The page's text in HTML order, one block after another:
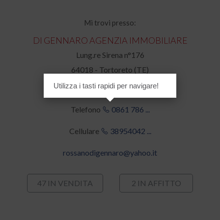
Mi trovi presso:
DI GENNARO AGENZIA IMMOBILIARE
Lung.re Sirena n°176
64018 - Tortoreto (TE)
Telefono 0861 786 ...
Cellulare 38954042 ...
rossanodigennaro@yahoo.it
47 IN VENDITA 2 IN AFFITTO
Utilizza i tasti rapidi per navigare!